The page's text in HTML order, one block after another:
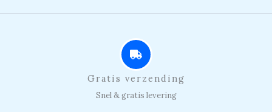
Gratis verzending
Snel & gratis levering